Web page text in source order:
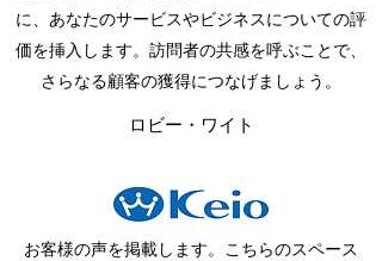
に、あなたのサービスやビジネスについての評
価を挿入します。訪問者の共感を呼ぶことで、
さらなる顧客の獲得につなげましょう。
ロビー・ワイト
お客様の声を掲載します。こちらのスペース